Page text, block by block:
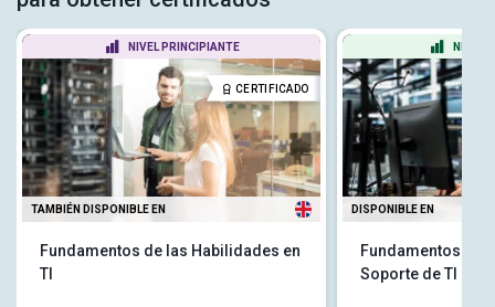
NIVEL PRINCIPIANTE
CERTIFICADO
TAMBIÉN DISPONIBLE EN
Fundamentos de las Habilidades en
TI
NIVEL
DISPONIBLE EN
Fundamentos
Soporte de TI